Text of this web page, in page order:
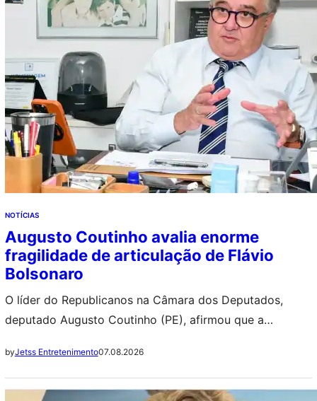
NOTÍCIAS
Augusto Coutinho avalia enorme
fragilidade de articulação de Flávio
Bolsonaro
O líder do Republicanos na Câmara dos Deputados,
deputado Augusto Coutinho (PE), afirmou que a
segue competitiva, mas revela “fragilidade enorme” em
sua articulação política. Para ele, o isolamento do
byJetss Entretenimento07.08.2026